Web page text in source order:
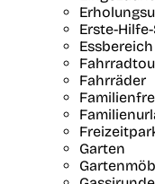
Erste-
Essbereich
Fahrräder
Garten